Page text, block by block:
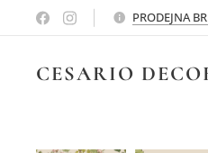
PRODEJNA
CESARIO